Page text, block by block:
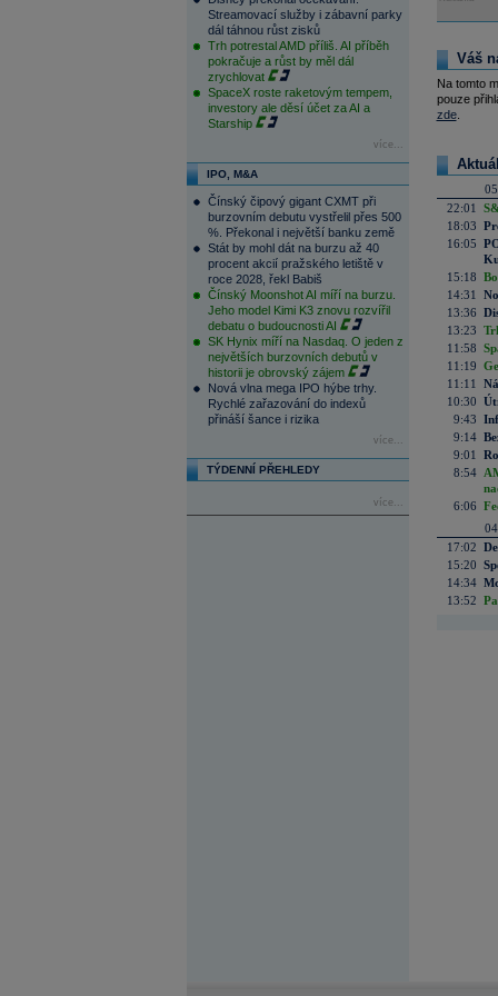
Streamovací služby i zábavní parky
dál táhnou růst zisků
Trh potrestal AMD příliš. AI příběh
pokračuje a růst by měl dál
zrychlovat
SpaceX roste raketovým tempem,
investory ale děsí účet za AI a
Starship
více...
IPO, M&A
Čínský čipový gigant CXMT při
burzovním debutu vystřelil přes 500
%. Překonal i největší banku země
Stát by mohl dát na burzu až 40
procent akcií pražského letiště v
roce 2028, řekl Babiš
Čínský Moonshot AI míří na burzu.
Jeho model Kimi K3 znovu rozvířil
debatu o budoucnosti AI
SK Hynix míří na Nasdaq. O jeden z
největších burzovních debutů v
historii je obrovský zájem
Nová vlna mega IPO hýbe trhy.
Rychlé zařazování do indexů
přináší šance i rizika
více...
TÝDENNÍ PŘEHLEDY
více...
Váš
Na tomto
pouze
zde.
22:01
18:03
16:05
15:18
14:31
13:36
13:23
11:58
11:19
11:11
10:30
9:43
9:14
9:01
8:54
6:06
17:02
15:20
14:34
13:52